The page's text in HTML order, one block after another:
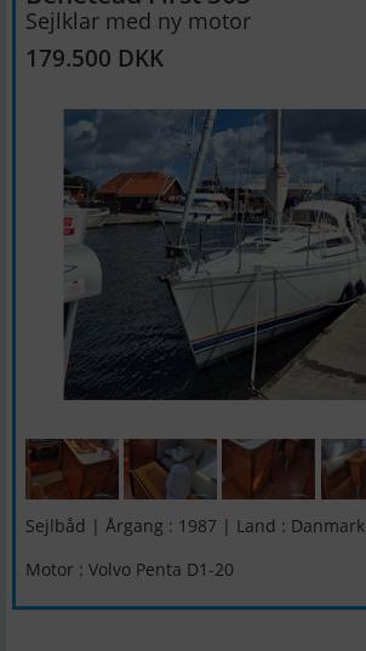
Sejlklar med ny motor
179.500 DKK
Sejlbåd | Årgang : 1987 | Land : Danmark
Motor : Volvo Penta D1-20